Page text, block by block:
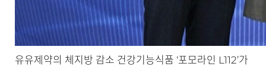
유유제약의 체지방 감소 건강기능식품 ‘포모라인 L112’가